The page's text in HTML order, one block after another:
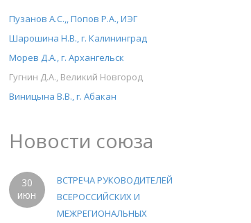
Пузанов А.С.,, Попов Р.А., ИЭГ
Шарошина Н.В., г. Калининград
Морев Д.А., г. Архангельск
Гугнин Д.А., Великий Новгород
Виницына В.В., г. Абакан
Новости союза
30
июн
ВСТРЕЧА РУКОВОДИТЕЛЕЙ
ВСЕРОССИЙСКИХ И
МЕЖРЕГИОНАЛЬНЫХ